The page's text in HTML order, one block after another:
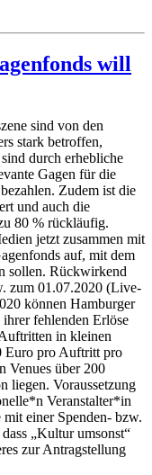
will
sind von den
stark betroffen,
durch erhebliche
Gagen für die
Zudem ist die
und auch die
80 % rückläufig.
jetzt zusammen mit
auf, mit dem
sollen. Rückwirkend
zum 01.07.2020 (Live-
können Hamburger
fehlenden Erlöse
in kleinen
Euro pro Auftritt pro
Venues über 200
liegen. Voraussetzung
Veranstalter*in
einer Spenden- bzw.
„Kultur umsonst“
zur Antragstellung